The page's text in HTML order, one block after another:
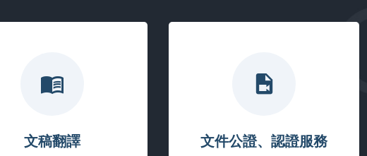
文稿翻譯 文件公證、認證服務